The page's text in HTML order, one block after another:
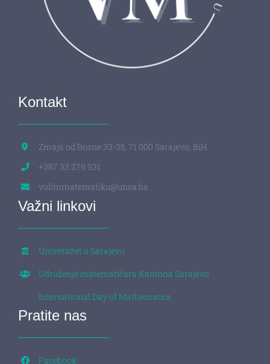
Kontakt
Zmaja od Bosne 33-35, 71 000 Sarajevo, BiH
+387 33 279 931
volimmatematiku@unsa.ba
Važni linkovi
Univerzitet u Sarajevu
Udruženje matematičara Kantona Sarajevo
International Day of Mathematics
Pratite nas
Facebook